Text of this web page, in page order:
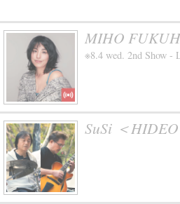
MIHO
※8.4 wed. 2nd Show -
SuSi ＜